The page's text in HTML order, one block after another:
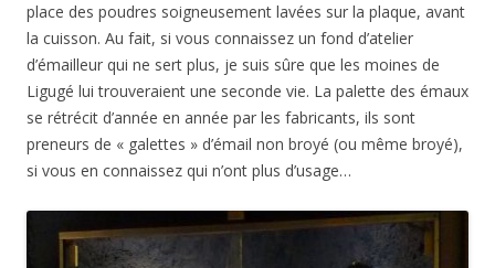
place des poudres soigneusement lavées sur la plaque, avant
la cuisson. Au fait, si vous connaissez un fond d’atelier
d’émailleur qui ne sert plus, je suis sûre que les moines de
Ligugé lui trouveraient une seconde vie. La palette des émaux
se rétrécit d’année en année par les fabricants, ils sont
preneurs de « galettes » d’émail non broyé (ou même broyé),
si vous en connaissez qui n’ont plus d’usage…